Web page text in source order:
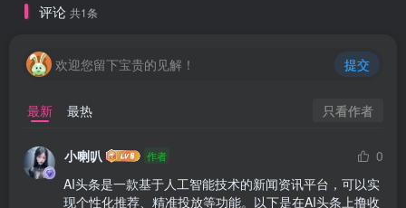
评论 共1条
欢迎您留下宝贵的见解！ 提交
最新 最热 只看作者
小喇叭 作者
0
AI头条是一款基于人工智能技术的新闻资讯平台，可以实
现个性化推荐、精准投放等功能。以下是在AI头条上撸收